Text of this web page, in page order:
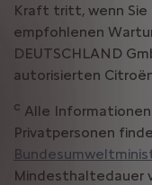
Kraft tritt, wenn Sie
empfohlenen
DEUTSCHLAND
autorisierten
c Alle
Privatpersonen
Mindesthaltedauer